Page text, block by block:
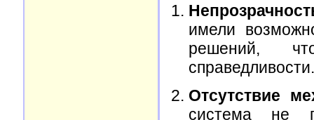
имели
решений,
справедливости.
Отсутствие
система не